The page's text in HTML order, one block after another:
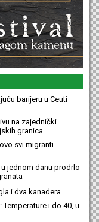
barijeru u Ceuti
na zajednički
granica
svi migranti
u jednom danu prodrlo
i dva kanadera
Temperature i do 40, u